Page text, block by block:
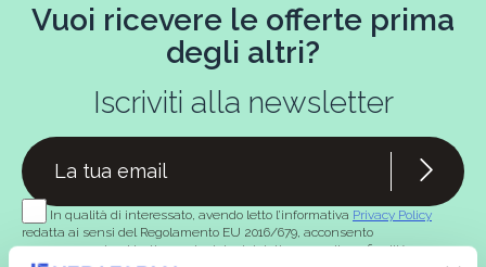
Vuoi ricevere le offerte prima
degli altri?
Iscriviti alla newsletter
In qualità di interessato, avendo letto l’informativa Privacy Policy
redatta ai sensi del Regolamento EU 2016/679, acconsento
espressamente al trattamento dei miei dati personali per finalità